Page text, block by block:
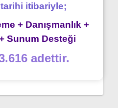
itibariyle;
+ Danışmanlık +
Sunum Desteği
adettir.